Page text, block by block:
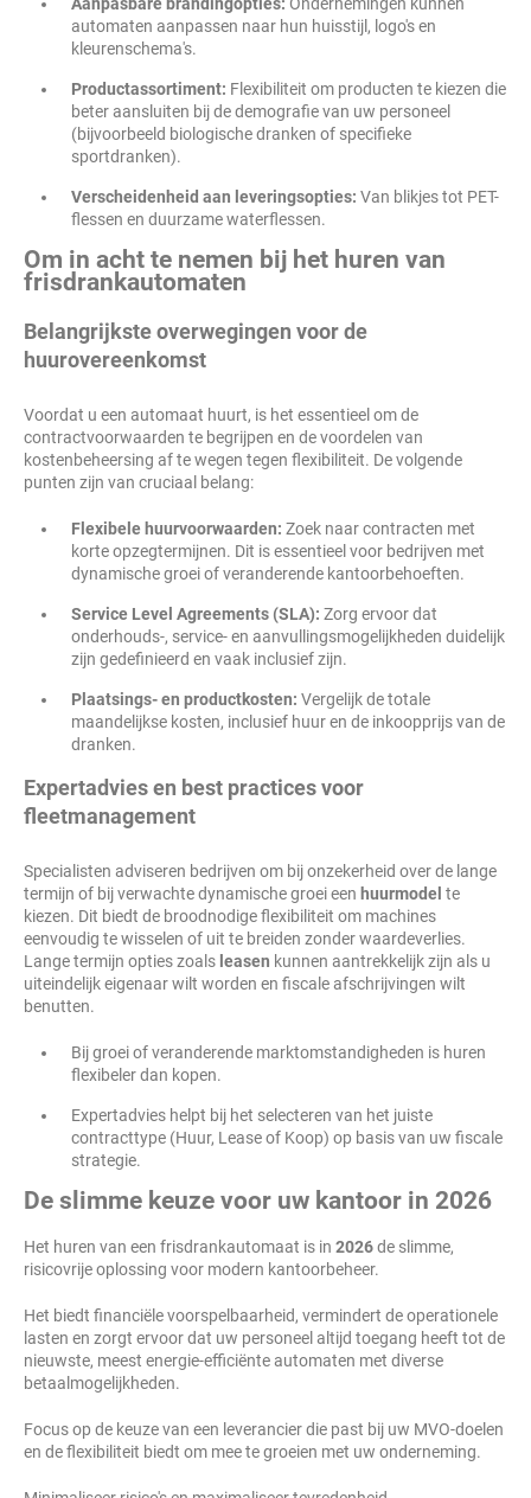
Aanpasbare brandingopties: Ondernemingen kunnen
automaten aanpassen naar hun huisstijl, logo's en
kleurenschema's.
Productassortiment: Flexibiliteit om producten te kiezen die
beter aansluiten bij de demografie van uw personeel
(bijvoorbeeld biologische dranken of specifieke
sportdranken).
Verscheidenheid aan leveringsopties: Van blikjes tot PET-
flessen en duurzame waterflessen.
Om in acht te nemen bij het huren van
frisdrankautomaten
Belangrijkste overwegingen voor de
huurovereenkomst
Voordat u een automaat huurt, is het essentieel om de
contractvoorwaarden te begrijpen en de voordelen van
kostenbeheersing af te wegen tegen flexibiliteit. De volgende
punten zijn van cruciaal belang:
Flexibele huurvoorwaarden: Zoek naar contracten met
korte opzegtermijnen. Dit is essentieel voor bedrijven met
dynamische groei of veranderende kantoorbehoeften.
Service Level Agreements (SLA): Zorg ervoor dat
onderhouds-, service- en aanvullingsmogelijkheden duidelijk
zijn gedefinieerd en vaak inclusief zijn.
Plaatsings- en productkosten: Vergelijk de totale
maandelijkse kosten, inclusief huur en de inkoopprijs van de
dranken.
Expertadvies en best practices voor
fleetmanagement
Specialisten adviseren bedrijven om bij onzekerheid over de lange
termijn of bij verwachte dynamische groei een huurmodel te
kiezen. Dit biedt de broodnodige flexibiliteit om machines
eenvoudig te wisselen of uit te breiden zonder waardeverlies.
Lange termijn opties zoals leasen kunnen aantrekkelijk zijn als u
uiteindelijk eigenaar wilt worden en fiscale afschrijvingen wilt
benutten.
Bij groei of veranderende marktomstandigheden is huren
flexibeler dan kopen.
Expertadvies helpt bij het selecteren van het juiste
contracttype (Huur, Lease of Koop) op basis van uw fiscale
strategie.
De slimme keuze voor uw kantoor in 2026
Het huren van een frisdrankautomaat is in 2026de slimme,
risicovrije oplossing voor modern kantoorbeheer.
Het biedt financiële voorspelbaarheid, vermindert de operationele
lasten en zorgt ervoor dat uw personeel altijd toegang heeft tot de
nieuwste, meest energie-efficiënte automaten met diverse
betaalmogelijkheden.
Focus op de keuze van een leverancier die past bij uw MVO-doelen
en de flexibiliteit biedt om mee te groeien met uw onderneming.